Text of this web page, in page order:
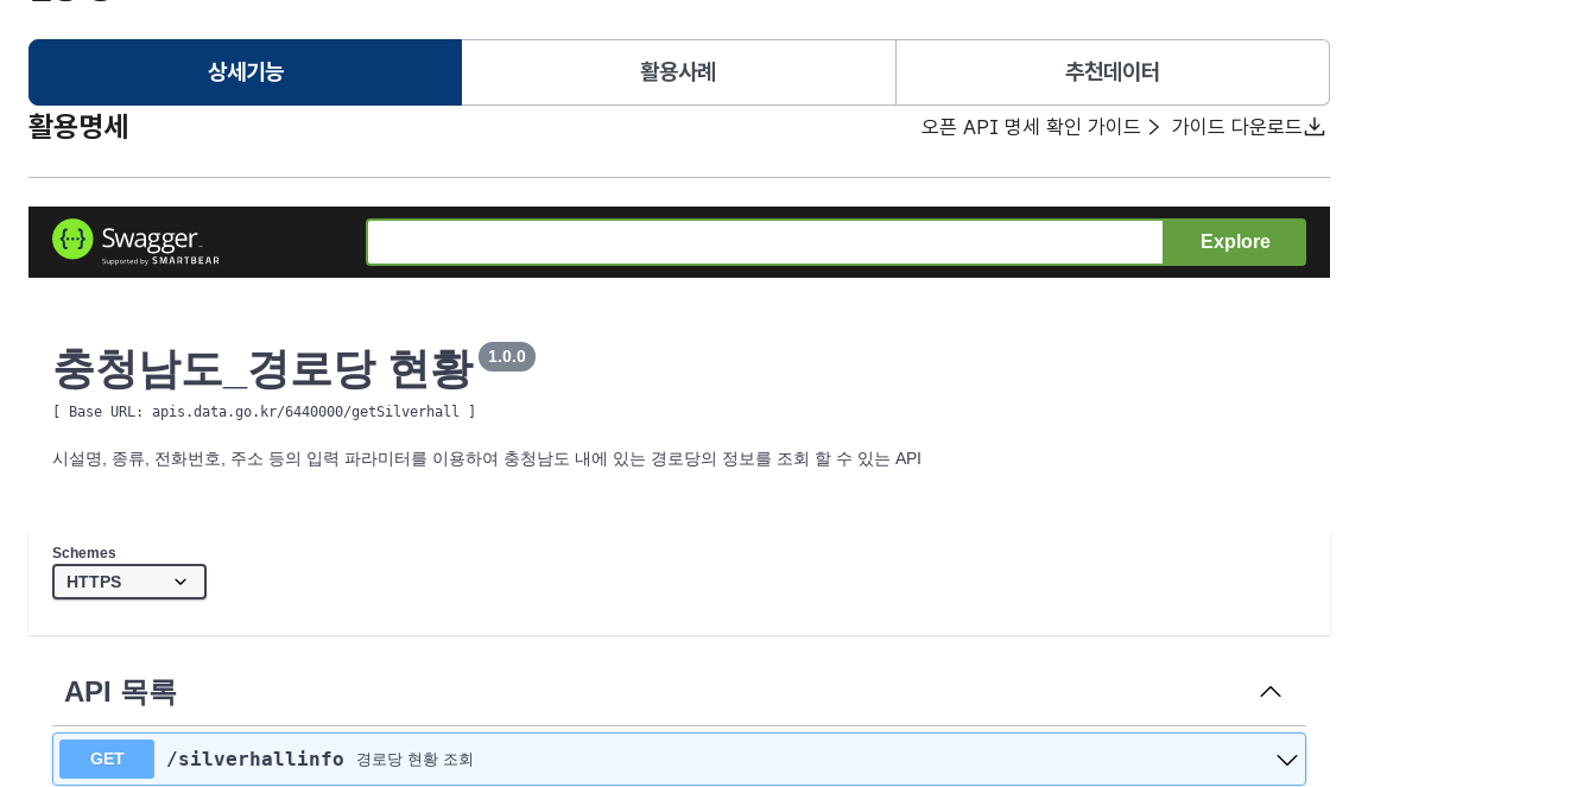
상세기능
선택됨
활용사례 추천데이터
활용명세 오픈 API 명세 확인 가이드 가이드 다운로드
Explore
충청남도_경로당 현황 1.0.0
[ Base URL: apis.data.go.kr/6440000/getSilverhall
시설명, 종류, 전화번호, 주소 등의 입력 파라미터를 이용하여 충청남도 내에 있는 경로당의 정보를 조회 할 수 있는 API
Schemes
API 목록
GET /silverhallinfo 경로당 현황 조회